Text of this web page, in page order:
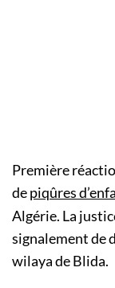
Première
depiqûres
Algérie. La
signalement de
wilaya de Blida.